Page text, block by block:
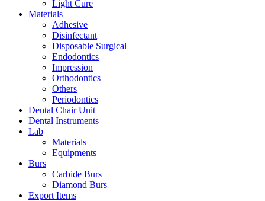
Light Cure
Materials
Adhesive
Disinfectant
Disposable Surgical
Endodontics
Impression
Orthodontics
Others
Periodontics
Dental Chair Unit
Dental Instruments
Lab
Materials
Equipments
Burs
Carbide Burs
Diamond Burs
Export Items